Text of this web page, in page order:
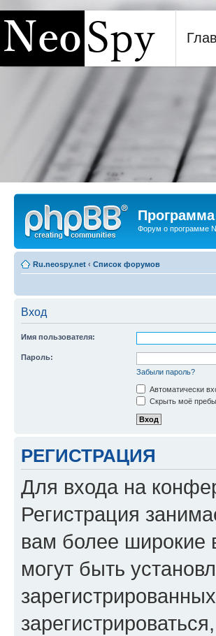
Программа шпион
Форум о программе
Ru.neospy.net ‹ Список форумов
Вход
Имя пользователя:
Пароль:
Забыли пароль?
Автоматически
Скрыть моё
РЕГИСТРАЦИЯ
Для входа на
Регистрация
вам более широкие
могут быть